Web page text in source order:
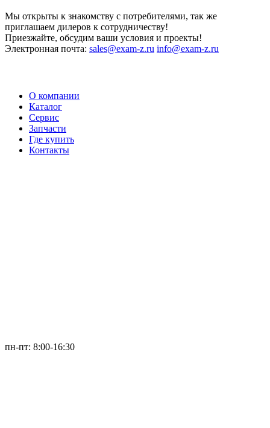
Мы открыты к знакомству с потребителями, так же
приглашаем дилеров к сотрудничеству!
Приезжайте, обсудим ваши условия и проекты!
Электронная почта: sales@exam-z.ru info@exam-z.ru
О компании
Каталог
Сервис
Запчасти
Где купить
Контакты
пн-пт: 8:00-16:30